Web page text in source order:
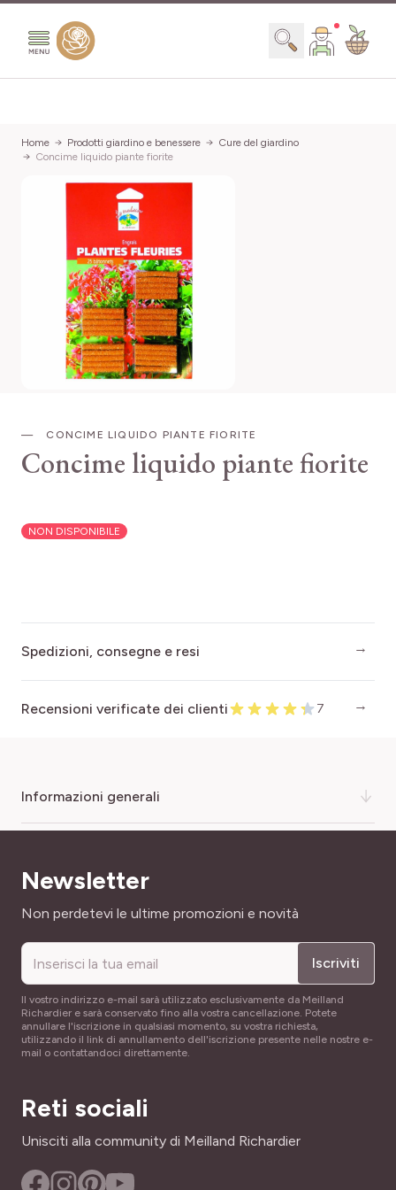
Search
Home Prodotti giardino e benessere
Cure del giardino
Concime liquido piante fiorite
CONCIME LIQUIDO PIANTE FIORITE
Concime liquido piante fiorite
NON DISPONIBILE
Spedizioni, consegne e resi
Recensioni verificate dei clienti 7
informazioni generali
alghe marine e dona un nutrimento completo alle piante
(dalie, gerani, dipladenie, petunie, surfinie etc.) per
garantire la crescita ed una fioritura abbondante e
duratura. Concime NF-U 42-001. Concime organo
minerale NPK 3-2-5 con alghe. 3% azoto (N), 2% fosforo
(P2 O5), 5% potassio (K2O).
Cofezione in lingua francese.
Newsletter
Indirizzo email
Non perdetevi le ultime promozioni e novità
Iscriviti
Il vostro indirizzo e-mail sarà utilizzato esclusivamente da Meilland
Richardier e sarà conservato fino alla vostra cancellazione. Potete
annullare l'iscrizione in qualsiasi momento, su vostra richiesta,
utilizzando il link di annullamento dell'iscrizione presente nelle nostre e-
mail o contattandoci direttamente.
Reti sociali
Unisciti alla community di Meilland Richardier